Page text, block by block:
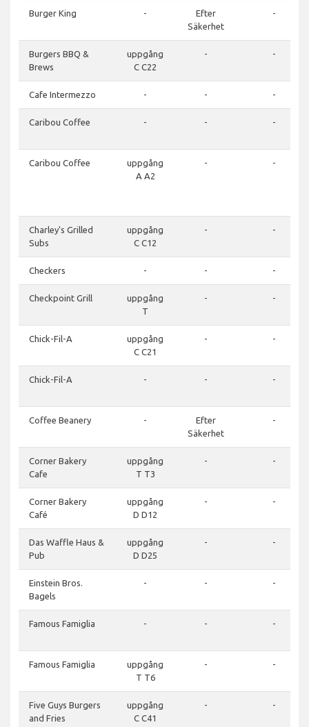
Burger King -
Efter
Säkerhet
-
Burgers BBQ &
Brews
uppgång
C C22
- -
Cafe Intermezzo - - -
Caribou Coffee - - -
Caribou Coffee
uppgång
A A2
- -
Charley's Grilled
Subs
uppgång
C C12
- -
Checkers - - -
Checkpoint Grill
uppgång
T
- -
Chick-Fil-A
uppgång
C C21
- -
Chick-Fil-A - - -
Coffee Beanery -
Efter
Säkerhet
-
Corner Bakery
Cafe
uppgång
T T3
- -
Corner Bakery
Café
uppgång
D D12
- -
Das Waffle Haus &
Pub
uppgång
D D25
- -
Einstein Bros.
Bagels
- - -
Famous Famiglia - - -
Famous Famiglia
uppgång
T T6
- -
Five Guys Burgers
and Fries
uppgång
C C41
- -